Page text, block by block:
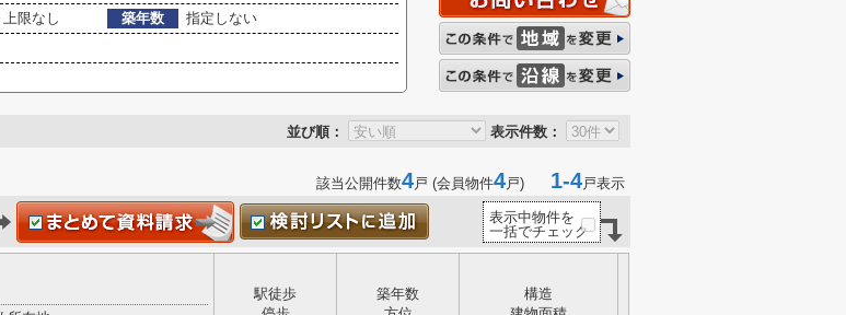
限なし 築年数
指定しない
並び順： 表示件数：
該当公開件数4戸 (会員物件4戸) 1-4戸表示
表示中物件を
一括でチェック
駅徒歩
築年数
構造